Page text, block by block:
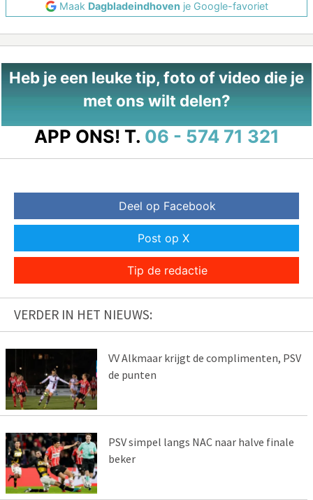
Maak Dagbladeindhoven je Google-favoriet
Heb je een leuke tip, foto of video die je
met ons wilt delen?
APP ONS! T. 06 - 574 71 321
Deel op Facebook
Post op X
Tip de redactie
VERDER IN HET NIEUWS:
VV Alkmaar krijgt de complimenten, PSV
de punten
PSV simpel langs NAC naar halve finale
beker